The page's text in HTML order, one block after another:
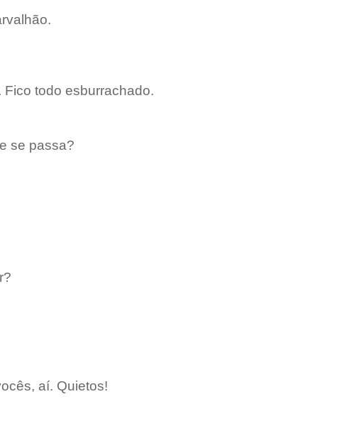
Fico todo esburrachado.
se passa?
aí. Quietos!